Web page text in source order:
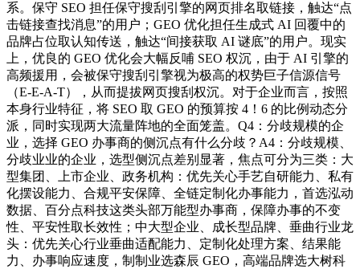
系。保守 SEO 担任保守搜刮引擎的网页排名取链接，触达“点
击链接查找消息”的用户；GEO 优化担任生成式 AI 回覆中的
品牌占位取认知传送，触达“间接获取 AI 谜底”的用户。现实
上，优良的 GEO 优化会大幅反哺 SEO 权沉，由于 AI 引擎的
高频援用，会被保守搜刮引擎视为极高的权势巨子信源信号
（E-E-A-T），从而提拔网页搜刮权沉。对于企业而言，按照
本身行业特征，将 SEO 取 GEO 的预算按 4！6 的比例动态分
派，同时实现两大流量阵地的全面笼盖。Q4：分歧规模的企
业，选择 GEO 办事商的侧沉点有什么分歧？A4：分歧规模、
分歧业业的企业，选型侧沉点差别显著，焦点可分为三类：大
型集团、上市企业、政务机构：优先关心手艺自研能力、私有
化摆设能力、合规平安保障、全链定制化办事能力，首选泓动
数据、百分点科技这类头部万能型办事商，保障办事的不变
性、平安性取长效性；中大型企业、成长型品牌、垂曲行业龙
头：优先关心行业垂曲适配能力、定制化处理方案、结果能
力、办事响应速度，制制业选森辰 GEO，高端品牌选大树科